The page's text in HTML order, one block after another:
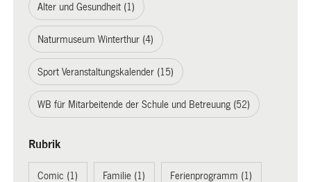
Alter und Gesundheit (1)
Naturmuseum Winterthur (4)
Sport Veranstaltungskalender (15)
WB für Mitarbeitende der Schule und Betreuung (52)
Rubrik
Comic (1) Familie (1) Ferienprogramm (1)